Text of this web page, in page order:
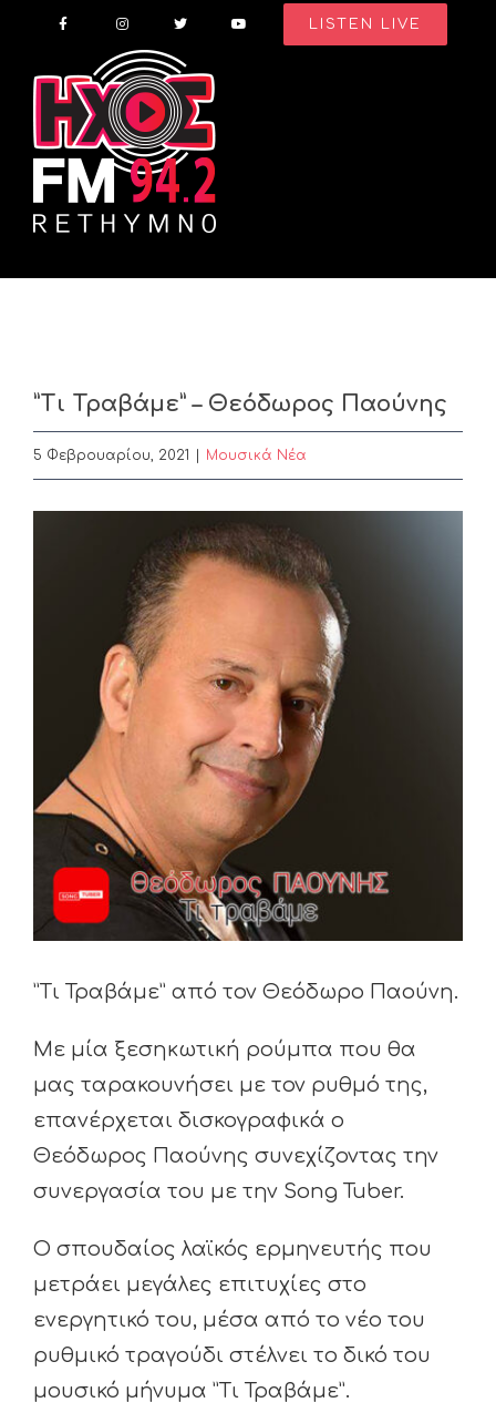
content
LISTEN LIVE
”Τι Τραβάμε” – Θεόδωρος Παούνης
5 Φεβρουαρίου, 2021 Μουσικά Νέα
”Τι Τραβάμε” από τον Θεόδωρο Παούνη.
Με μία ξεσηκωτική ρούμπα που θα
μας ταρακουνήσει με τον ρυθμό της,
επανέρχεται δισκογραφικά ο
Θεόδωρος Παούνης συνεχίζοντας την
συνεργασία του με την Song Tuber.
Ο σπουδαίος λαϊκός ερμηνευτής που
μετράει μεγάλες επιτυχίες στο
ενεργητικό του, μέσα από το νέο του
ρυθμικό τραγούδι στέλνει το δικό του
μουσικό μήνυμα ”Τι Τραβάμε”.